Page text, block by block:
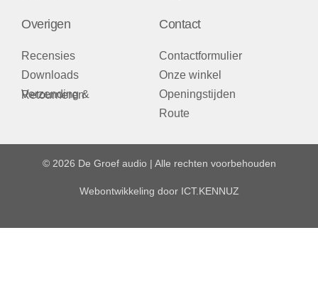
Overigen
Recensies
Downloads
Verzending & Retourneren
Contact
Contactformulier
Onze winkel
Openingstijden
Route
© 2026 De Groef audio | Alle rechten voorbehouden
Webontwikkeling door ICT.KENNUZ